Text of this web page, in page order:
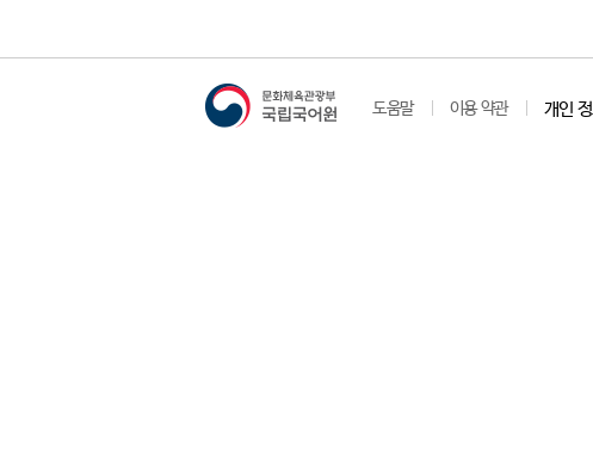
도움말 이용 약관 개인